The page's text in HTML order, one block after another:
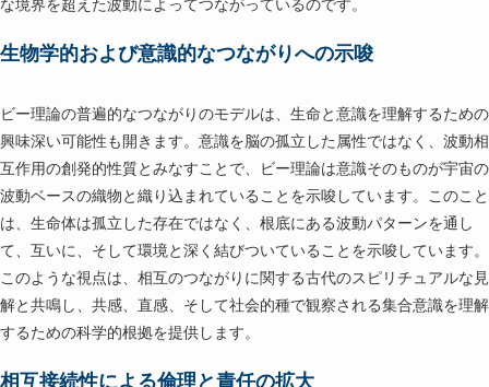
生物学的および意識的なつながりへの示唆
ビー理論の普遍的なつながりのモデルは、生命と意識を理解するための
興味深い可能性も開きます。意識を脳の孤立した属性ではなく、波動相
互作用の創発的性質とみなすことで、ビー理論は意識そのものが宇宙の
波動ベースの織物と織り込まれていることを示唆しています。このこと
は、生命体は孤立した存在ではなく、根底にある波動パターンを通し
て、互いに、そして環境と深く結びついていることを示唆しています。
このような視点は、相互のつながりに関する古代のスピリチュアルな見
解と共鳴し、共感、直感、そして社会的種で観察される集合意識を理解
するための科学的根拠を提供します。
相互接続性による倫理と責任の拡大